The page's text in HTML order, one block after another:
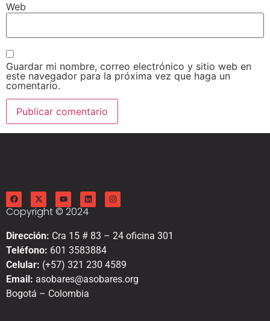
Web
Guardar mi nombre, correo electrónico y sitio web en
este navegador para la próxima vez que haga un
comentario.
Copyright © 2024
Dirección: Cra 15 # 83 – 24 oficina 301
Teléfono: 601 3583884
Celular: (+57) 321 230 4589
Email: asobares@asobares.org
Bogotá – Colombia